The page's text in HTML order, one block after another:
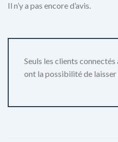
Il n’y a pas encore d’avis.
Seuls les clients
ont la possibilité de laisser